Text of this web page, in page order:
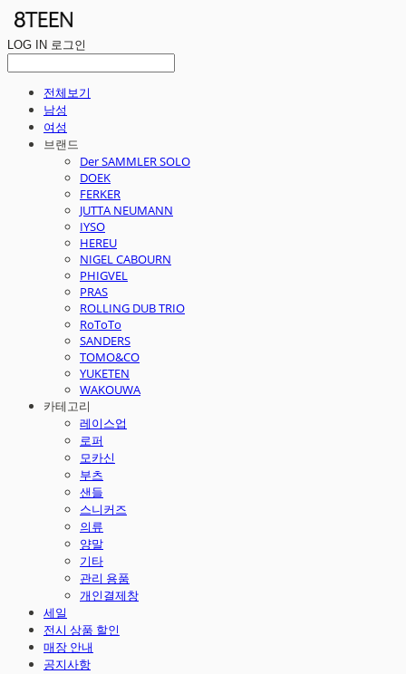
LOG IN 로그인
전체보기
남성
여성
브랜드
Der SAMMLER SOLO
DOEK
FERKER
JUTTA NEUMANN
IYSO
HEREU
NIGEL CABOURN
PHIGVEL
PRAS
ROLLING DUB TRIO
RoToTo
SANDERS
TOMO&CO
YUKETEN
WAKOUWA
카테고리
레이스업
로퍼
모카신
부츠
샌들
스니커즈
의류
양말
기타
관리 용품
개인결제창
세일
전시 상품 할인
매장 안내
공지사항